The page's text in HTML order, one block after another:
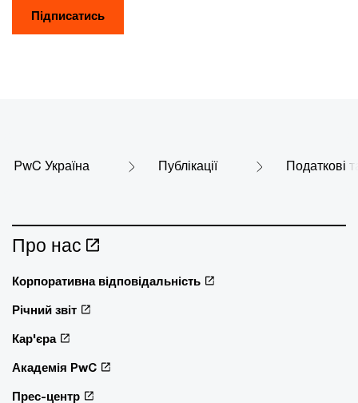
Підписатись
PwC Україна Публікації Податкові
Про нас
Корпоративна відповідальність
Річний звіт
Кар'єра
Академія PwC
Прес-центр